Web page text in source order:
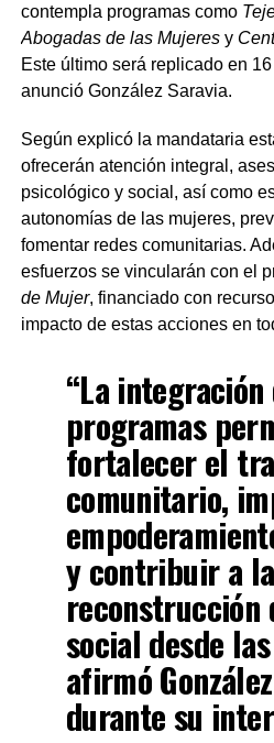
contempla programas como
Abogadas de las Mujeresy
Este último será replicado en
anunció González Saravia.
Según explicó la mandataria
ofrecerán atención integral,
psicológico y social, así como
autonomías de las mujeres,
fomentar redes comunitarias.
esfuerzos se vincularán con el
de Mujer, financiado con
impacto de estas acciones en
“La
programas
fortalecer el
comunitario,
y contribuir a la
reconstrucción
social desde
afirmó
durante su